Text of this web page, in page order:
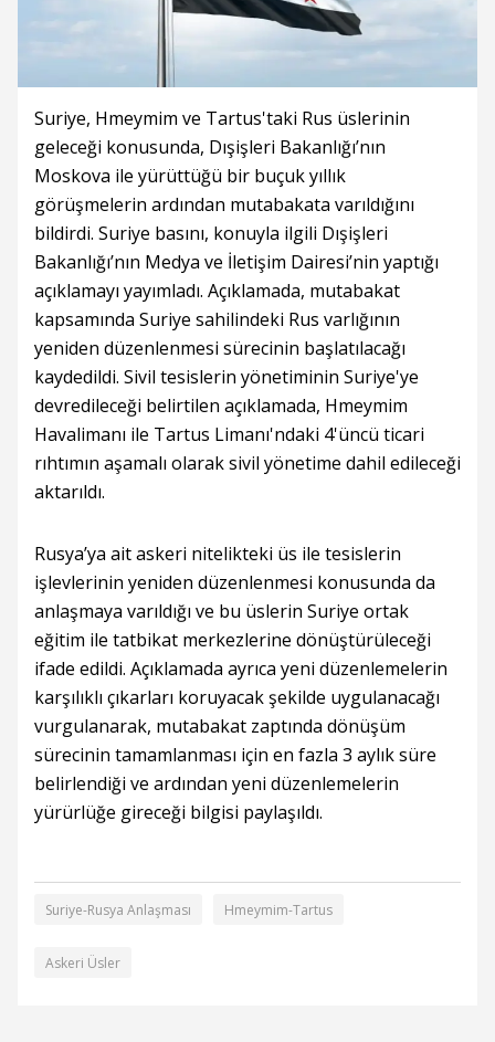
Suriye, Hmeymim ve Tartus'taki Rus üslerinin
geleceği konusunda, Dışişleri Bakanlığı’nın
Moskova ile yürüttüğü bir buçuk yıllık
görüşmelerin ardından mutabakata varıldığını
bildirdi. Suriye basını, konuyla ilgili Dışişleri
Bakanlığı’nın Medya ve İletişim Dairesi’nin yaptığı
açıklamayı yayımladı. Açıklamada, mutabakat
kapsamında Suriye sahilindeki Rus varlığının
yeniden düzenlenmesi sürecinin başlatılacağı
kaydedildi. Sivil tesislerin yönetiminin Suriye'ye
devredileceği belirtilen açıklamada, Hmeymim
Havalimanı ile Tartus Limanı'ndaki 4'üncü ticari
rıhtımın aşamalı olarak sivil yönetime dahil edileceği
aktarıldı.
Rusya’ya ait askeri nitelikteki üs ile tesislerin
işlevlerinin yeniden düzenlenmesi konusunda da
anlaşmaya varıldığı ve bu üslerin Suriye ortak
eğitim ile tatbikat merkezlerine dönüştürüleceği
ifade edildi. Açıklamada ayrıca yeni düzenlemelerin
karşılıklı çıkarları koruyacak şekilde uygulanacağı
vurgulanarak, mutabakat zaptında dönüşüm
sürecinin tamamlanması için en fazla 3 aylık süre
belirlendiği ve ardından yeni düzenlemelerin
yürürlüğe gireceği bilgisi paylaşıldı.
Suriye-Rusya Anlaşması Hmeymim-Tartus
Askeri Üsler